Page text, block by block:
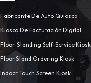
Fabricante De Auto Quiosco
Kiosco De Facturación Digital
Floor-Standing Self-Service Kiosk
Floor Stand Ordering Kiosk
Indoor Touch Screen Kiosk